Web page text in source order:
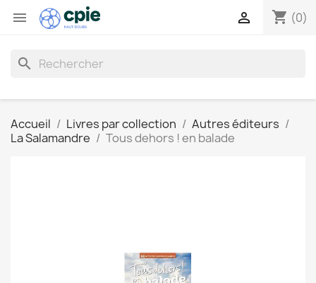
 shopping_cart (0)

search
Accueil Livres par collection
Autres éditeurs
La Salamandre
Tous dehors ! en balade